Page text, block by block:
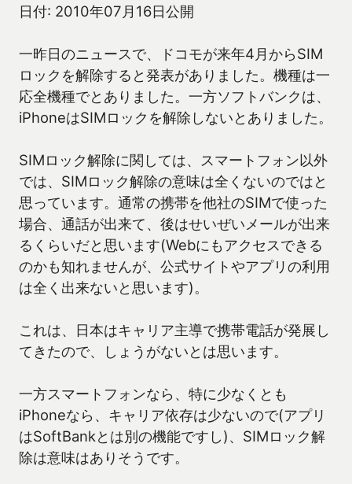
日付: 2010年07月16日公開
一昨日のニュースで、ドコモが来年4月からSIM
ロックを解除すると発表がありました。機種は一
応全機種でとありました。一方ソフトバンクは、
iPhoneはSIMロックを解除しないとありました。
SIMロック解除に関しては、スマートフォン以外
では、SIMロック解除の意味は全くないのではと
思っています。通常の携帯を他社のSIMで使った
場合、通話が出来て、後はせいぜいメールが出来
るくらいだと思います(Webにもアクセスできる
のかも知れませんが、公式サイトやアプリの利用
は全く出来ないと思います)。
これは、日本はキャリア主導で携帯電話が発展し
てきたので、しょうがないとは思います。
一方スマートフォンなら、特に少なくとも
iPhoneなら、キャリア依存は少ないので(アプリ
はSoftBankとは別の機能ですし)、SIMロック解
除は意味はありそうです。